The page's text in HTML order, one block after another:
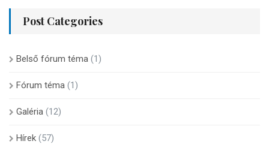
Post Categories
Belső fórum téma (1)
Fórum téma (1)
Galéria (12)
Hírek (57)